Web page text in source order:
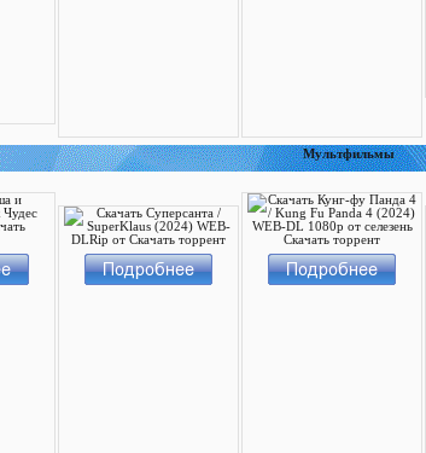
Мультфильмы